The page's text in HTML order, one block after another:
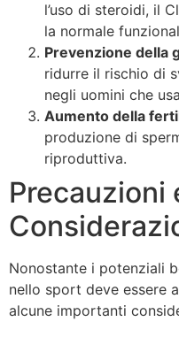
l’uso di steroidi, il
la normale
Prevenzione della
ridurre il rischio di
negli uomini che
Aumento della
produzione di
riproduttiva.
Precauzioni
Nonostante i potenziali
nello sport deve essere
alcune importanti